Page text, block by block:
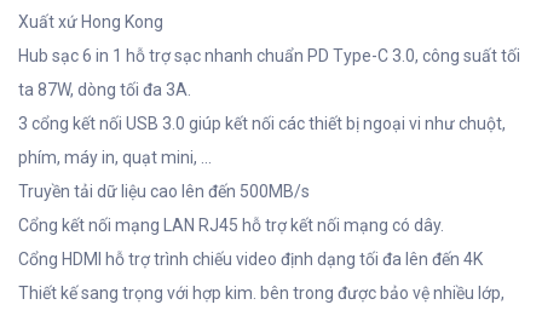
Xuất xứ Hong Kong
Hub sạc 6 in 1 hỗ trợ sạc nhanh chuẩn PD Type-C 3.0, công suất tối
ta 87W, dòng tối đa 3A.
3 cổng kết nối USB 3.0 giúp kết nối các thiết bị ngoại vi như chuột,
phím, máy in, quạt mini, ...
Truyền tải dữ liệu cao lên đến 500MB/s
Cổng kết nối mạng LAN RJ45 hỗ trợ kết nối mạng có dây.
Cổng HDMI hỗ trợ trình chiếu video định dạng tối đa lên đến 4K
Thiết kế sang trọng với hợp kim. bên trong được bảo vệ nhiều lớp,